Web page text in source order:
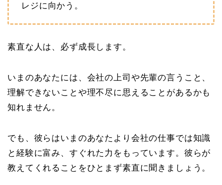
レジに向かう。
素直な人は、必ず成長します。
いまのあなたには、会社の上司や先輩の言うこと、
理解できないことや理不尽に思えることがあるかも
知れません。
でも、彼らはいまのあなたより会社の仕事では知識
と経験に富み、すぐれた力をもっています。彼らが
教えてくれることをひとまず素直に聞きましょう。